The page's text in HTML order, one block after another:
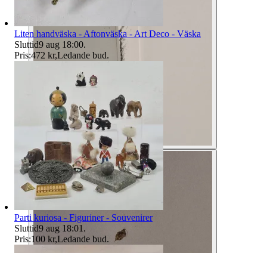
Liten handväska - Aftonväska - Art Deco - Väska
Sluttid9 aug 18:00.
Pris:472 kr,Ledande bud.
Parti kuriosa - Figuriner - Souvenirer
Sluttid9 aug 18:01 .
Pris:100 kr,Ledande bud.